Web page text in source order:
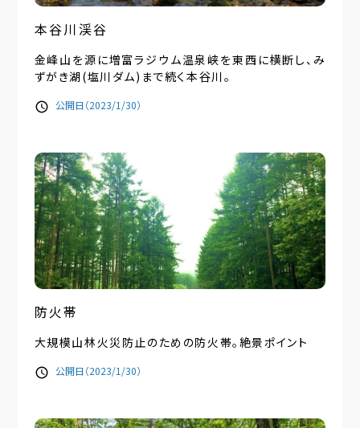
本谷川渓谷
金峰山を源に増富ラジウム温泉峡を東西に横断し、み
ずがき湖(塩川ダム)まで続く本谷川。
公開日（2023/1/30）
防火帯
大規模山林火災防止のための防火帯。絶景ポイント
公開日（2023/1/30）